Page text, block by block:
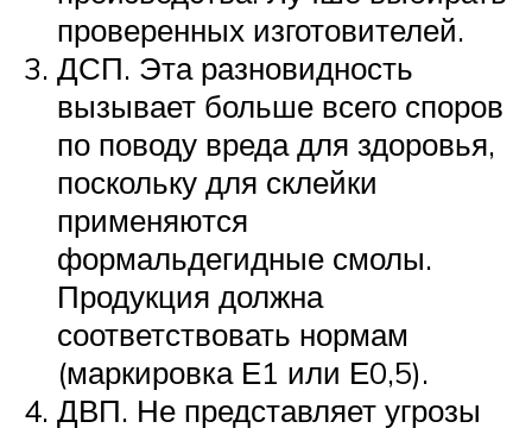
проверенных изготовителей.
ДСП. Эта разновидность
вызывает больше всего споров
по поводу вреда для здоровья,
поскольку для склейки
применяются
формальдегидные смолы.
Продукция должна
соответствовать нормам
(маркировка Е1 или Е0,5).
ДВП. Не представляет угрозы